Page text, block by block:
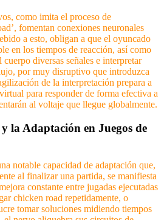
como imita el proceso de
fomentan conexiones neuronales
a esto, obligan a que el oyuncado
en los tiempos de reacción, así como
diversas señales e interpretar
por muy disruptivo que introduzca
de la interpretación prepara a
para responder de forma efectiva a
al voltaje que llegue globalmente.
la Adaptación en Juegos de
notable capacidad de adaptación que,
al finalizar una partida, se manifiesta
constante entre jugadas ejecutadas
chicken road repetidamente, o
tomar soluciones midiendo tiempos